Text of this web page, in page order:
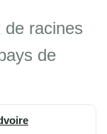
de racines
de